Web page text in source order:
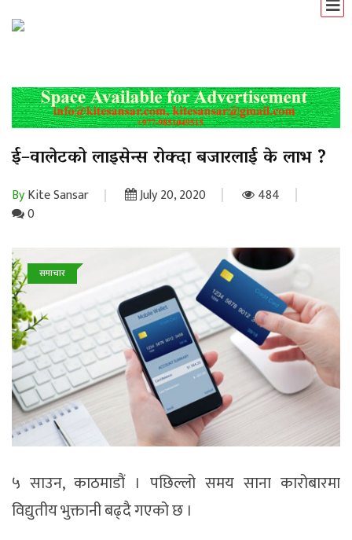
ई–वालेटको लाइसेन्स रोक्दा बजारलाई के लाभ ?
ByKite Sansar July 20, 2020
484
0
समाचार
५ साउन, काठमाडौं । पछिल्लो समय साना कारोबारमा
विद्युतीय भुक्तानी बढ्दै गएको छ ।